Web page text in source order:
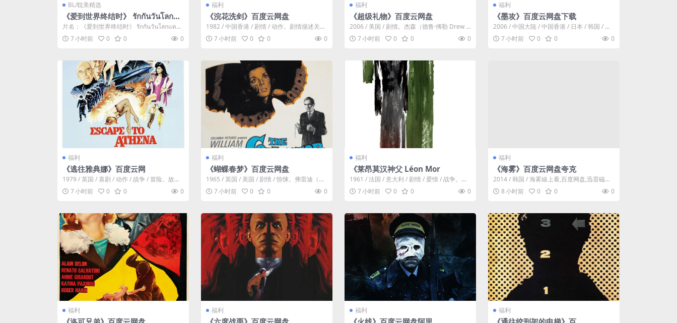
BL/耽美精选
《爱到世界终结时》 รักกันวันโลกแต
ก (2022)：BL剧集剧情简介与夸克
网盘资源
片名：《爱到世界终结时》 รักกันวันโลกแตก
(2022)：BL剧集...
7 小时前 0 0 0
福利
《浣花洗剑》百度云网盘
1982 / 中国香港 / 剧情 / 动作。剧情描述关外
雪山浣花宫至尊冰天老人（...
7 小时前 0 0 0
福利
《超级礼物》百度云网盘
2006 / 美国 / 剧情。杰森（德鲁·傅勒 Drew F
uller 饰）与爷...
7 小时前 0 0 0
福利
《墨攻》百度云网盘下载
2006 / 中国大陆 / 中国香港 / 日本 / 韩国 / 剧
情 / 动作 /...
7 小时前 0 0 0
福利
《逃往雅典娜》百度云网
1979 / 英国 / 喜剧 / 动作 / 战争 / 冒险。故事
发生在二次世界大...
7 小时前 0 0 0
福利
《蝴蝶春梦》百度云网盘
1965 / 英国 / 美国 / 剧情 / 惊悚。弗雷迪（特
伦斯·斯坦普 Ter...
7 小时前 0 0 0
福利
《莱昂莫汉神父 Léon Mor
1961 / 法国 / 意大利 / 剧情 / 爱情 / 战争。一
个年轻英俊的神父...
7 小时前 0 0 0
福利
《海雾》百度云网盘夸克
2014 / 韩国 / 海雾線上看,百度网盘,迅雷磁力
电驴ed2k下载,百度云盘...
8 小时前 0 0 0
福利 福利 福利 福利